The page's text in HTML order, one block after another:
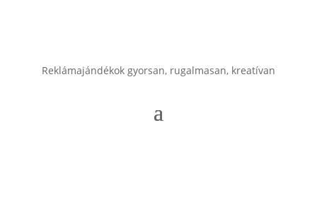
Reklámajándékok gyorsan, rugalmasan, kreatívan